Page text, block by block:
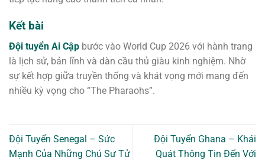
Kết bài
Đội tuyển Ai Cập bước vào World Cup 2026 với hành trang
là lịch sử, bản lĩnh và dàn cầu thủ giàu kinh nghiệm. Nhờ
sự kết hợp giữa truyền thống và khát vọng mới mang đến
nhiều kỳ vọng cho “The Pharaohs”.
Đội Tuyển Senegal – Sức
Mạnh Của Những Chú Sư Tử
Đội Tuyển Ghana – Khái
Quát Thông Tin Đến Với